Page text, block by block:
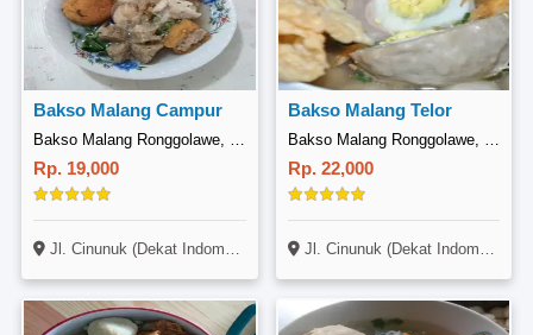
Bakso Malang Campur
Bakso Malang Ronggolawe, Cinunuk
Rp. 19,000
Jl. Cinunuk (Dekat Indomaret Cinunuk), Cileunyi, Bandung
Bakso Malang Telor
Bakso Malang Ronggolawe, Cinunuk
Rp. 22,000
Jl. Cinunuk (Dekat Indomaret Cinunuk), Cileunyi, Bandung